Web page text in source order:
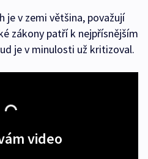
v zemi většina, považují
zákony patří k nejpřísnějším
je v minulosti už kritizoval.
video